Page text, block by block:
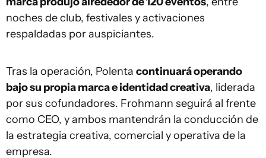
noches de club, festivales y activaciones
respaldadas por auspiciantes.
Tras la operación, Polenta continuará operando
bajo su propia marca e identidad creativa, liderada
por sus cofundadores. Frohmann seguirá al frente
como CEO, y ambos mantendrán la conducción de
la estrategia creativa, comercial y operativa de la
empresa.